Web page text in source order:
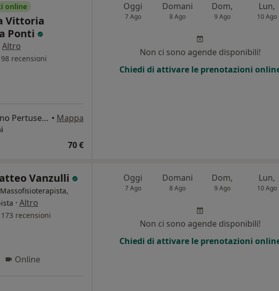
online
Vittoria
Ponti
Altro
98 recensioni
Via Silvio Pellico 360, Caronno Pertusella • Mappa
70 €
Oggi
7 Ago
Domani
8 Ago
Dom,
9 Ago
Lun,
10 Ago
Non ci sono agende disponibili!
Chiedi di attivare le prenotazioni
Vanzulli
· Altro
173 recensioni
Online
Oggi
7 Ago
Domani
8 Ago
Dom,
9 Ago
Lun,
10 Ago
Non ci sono agende disponibili!
Chiedi di attivare le prenotazioni